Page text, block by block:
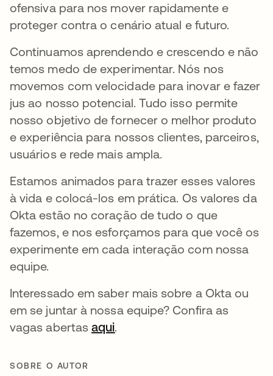
ofensiva para nos mover rapidamente e
proteger contra o cenário atual e futuro.
Continuamos aprendendo e crescendo e não
temos medo de experimentar. Nós nos
movemos com velocidade para inovar e fazer
jus ao nosso potencial. Tudo isso permite
nosso objetivo de fornecer o melhor produto
e experiência para nossos clientes, parceiros,
usuários e rede mais ampla.
Estamos animados para trazer esses valores
à vida e colocá-los em prática. Os valores da
Okta estão no coração de tudo o que
fazemos, e nos esforçamos para que você os
experimente em cada interação com nossa
equipe.
Interessado em saber mais sobre a Okta ou
em se juntar à nossa equipe? Confira as
vagas abertasaquiabre em uma nova guia
.
SOBRE O AUTOR